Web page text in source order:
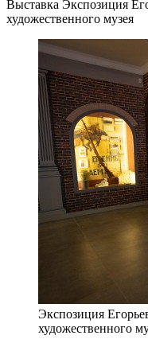
Выставка Экспозиция
художественного музея
Экспозиция
художественного